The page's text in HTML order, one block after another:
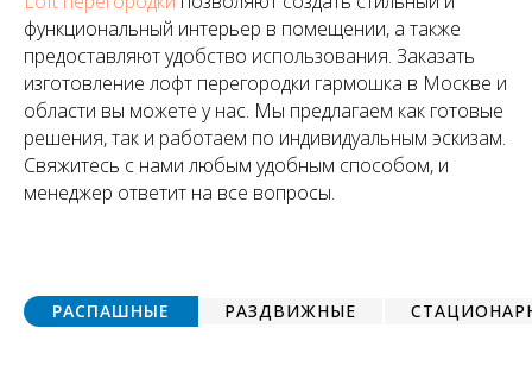
функциональный интерьер в помещении, а также
предоставляют удобство использования. Заказать
изготовление лофт перегородки гармошка в Москве и
области вы можете у нас. Мы предлагаем как готовые
решения, так и работаем по индивидуальным эскизам.
Свяжитесь с нами любым удобным способом, и
менеджер ответит на все вопросы.
РАСПАШНЫЕ РАЗДВИЖНЫЕ